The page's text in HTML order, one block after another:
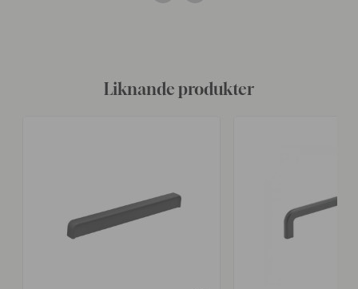
Liknande produkter